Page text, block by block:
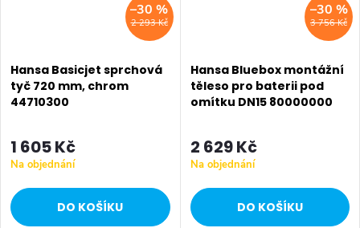
2 293 Kč
–30 %
Hansa Basicjet sprchová
tyč 720 mm, chrom
44710300
1 605 Kč
Na objednání
DO KOŠÍKU
3 756 Kč
–30 %
Hansa Bluebox montážní
těleso pro baterii pod
omítku DN15 80000000
2 629 Kč
Na objednání
DO KOŠÍKU